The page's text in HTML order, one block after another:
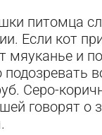
питомца
Если кот
мяуканье и
Серо-
говорят о